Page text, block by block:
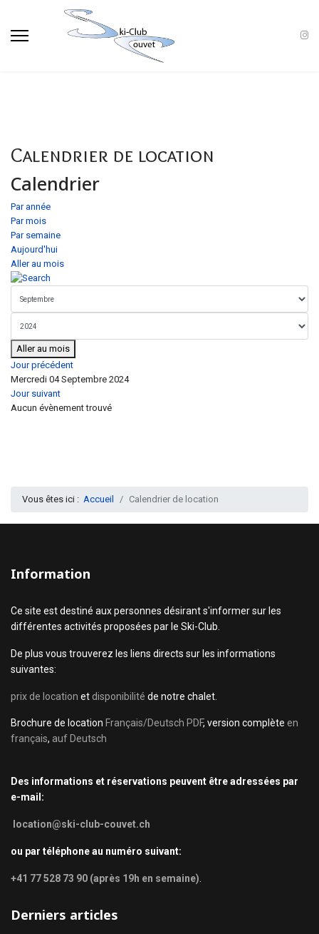
Calendrier de location
Calendrier
Par année
Par mois
Par semaine
Aujourd'hui
Aller au mois
Aller au mois
Jour précédent
Mercredi 04 Septembre 2024
Jour suivant
Aucun évènement trouvé
Vous êtes ici : Accueil Calendrier de location
Information
Ce site est destiné aux personnes désirant s'informer sur les
différentes activités proposées par le Ski-Club.
De plus vous trouverez les liens directs sur les informations
suivantes:
prix de location et disponibilité de notre chalet.
Brochure de location Français/Deutsch PDF, version complète en
français, auf Deutsch
Des informations et réservations peuvent être adressées par
e-mail:
location@ski-club-couvet.ch
ou par téléphone au numéro suivant:
+41 77 528 73 90 (après 19h en semaine)
Derniers articles